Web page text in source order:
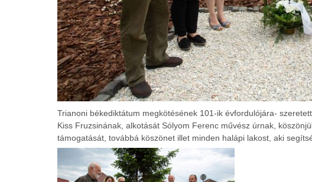
Trianoni békediktátum megkötésének 101-ik évfordulójára-
Kiss Fruzsinának, alkotását Sólyom Ferenc művész úrnak,
támogatását, továbbá köszönet illet minden halápi lakost, aki